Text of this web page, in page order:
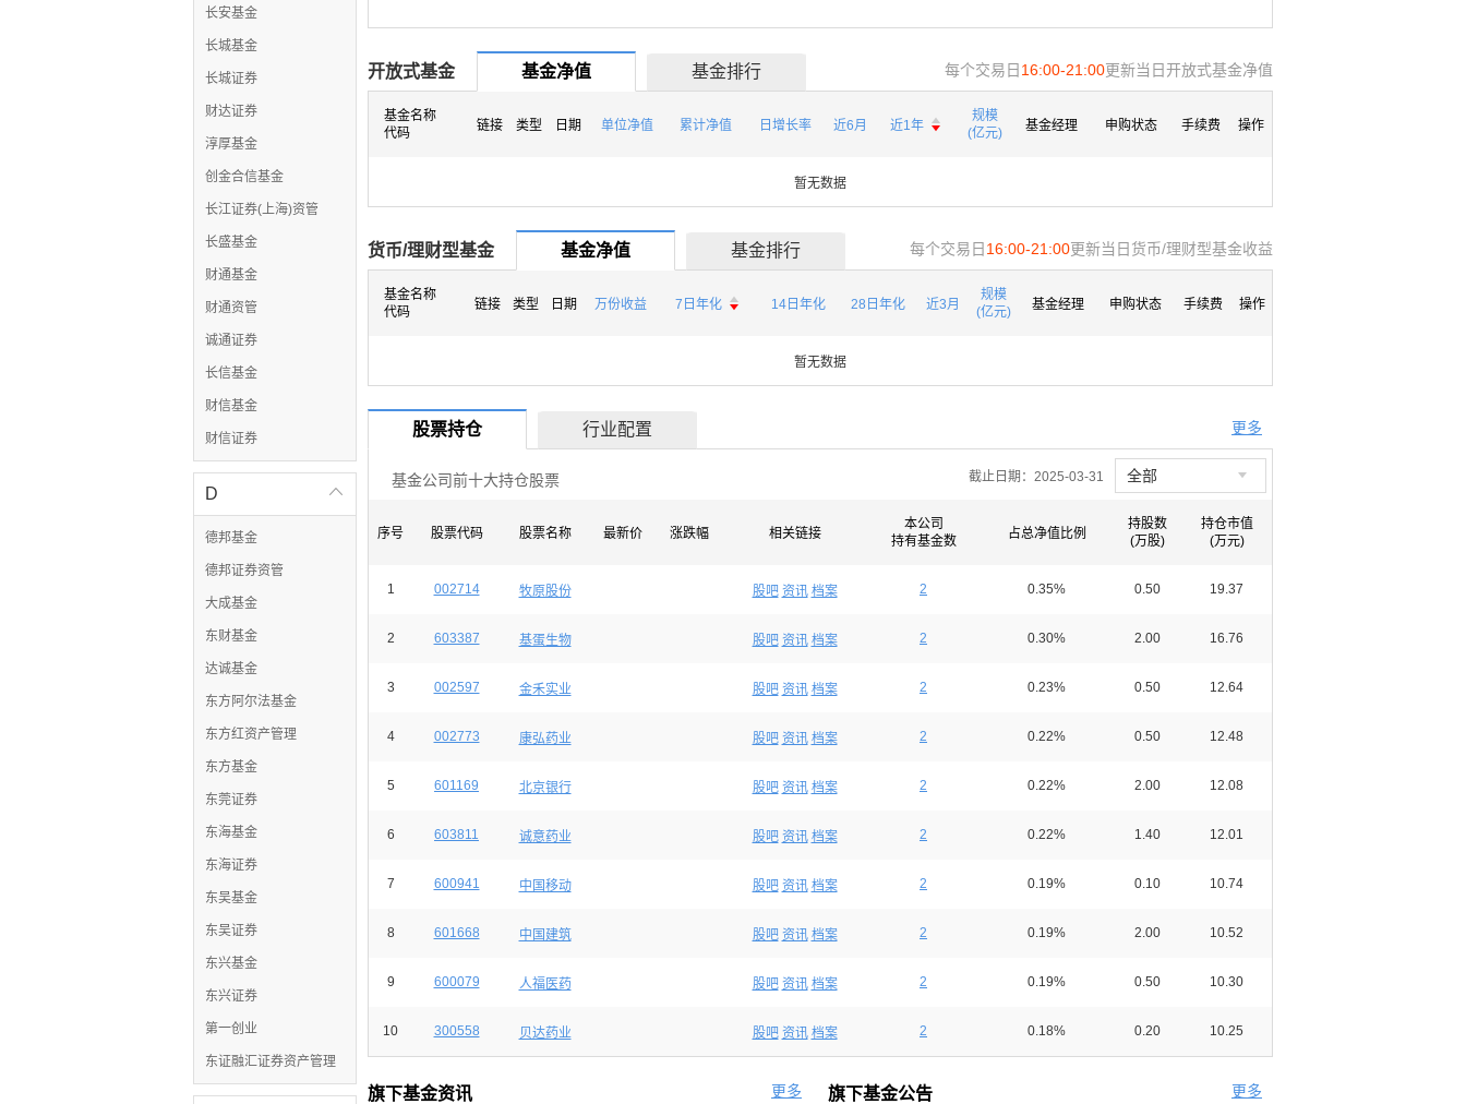
长安基金
长城基金
长城证券
财达证券
淳厚基金
创金合信基金
长江证券(上海)资管
长盛基金
财通基金
财通资管
诚通证券
长信基金
财信基金
财信证券

D
德邦基金
德邦证券资管
大成基金
东财基金
达诚基金
东方阿尔法基金
东方红资产管理
东方基金
东莞证券
东海基金
东海证券
东吴基金
东吴证券
东兴基金
东兴证券
第一创业
东证融汇证券资产管理
开放式基金 基金净值 基金排行 每个交易日 16:00-21:00更新当日开放式基金净值
基金名称
代码
链接 类型 日期 单位净值 累计净值 日增长率 近6月 近1年 

规模
(亿元)
基金经理 申购状态 手续费 操作
暂无数据
货币/理财型基金 基金净值 基金排行 每个交易日 16:00-21:00更新当日货币/理财型基金收益
基金名称
代码
链接 类型 日期 万份收益 7日年化 
 14日年化 28日年化 近3月
规模
(亿元)
基金经理 申购状态 手续费 操作
暂无数据
股票持仓 行业配置 更多
基金公司前十大持仓股票 截止日期： 2025-03-31 全部 
序号 股票代码 股票名称 最新价 涨跌幅 相关链接
本公司
持有基金数
占总净值比例
持股数
(万股)
持仓市值
(万元)
1 002714 牧原股份 股吧 资讯 档案 2 0.35% 0.50 19.37
2 603387 基蛋生物 股吧 资讯 档案 2 0.30% 2.00 16.76
3 002597 金禾实业 股吧 资讯 档案 2 0.23% 0.50 12.64
4 002773 康弘药业 股吧 资讯 档案 2 0.22% 0.50 12.48
5 601169 北京银行 股吧 资讯 档案 2 0.22% 2.00 12.08
6 603811 诚意药业 股吧 资讯 档案 2 0.22% 1.40 12.01
7 600941 中国移动 股吧 资讯 档案 2 0.19% 0.10 10.74
8 601668 中国建筑 股吧 资讯 档案 2 0.19% 2.00 10.52
9 600079 人福医药 股吧 资讯 档案 2 0.19% 0.50 10.30
10 300558 贝达药业 股吧 资讯 档案 2 0.18% 0.20 10.25
旗下基金资讯 更多 旗下基金公告 更多